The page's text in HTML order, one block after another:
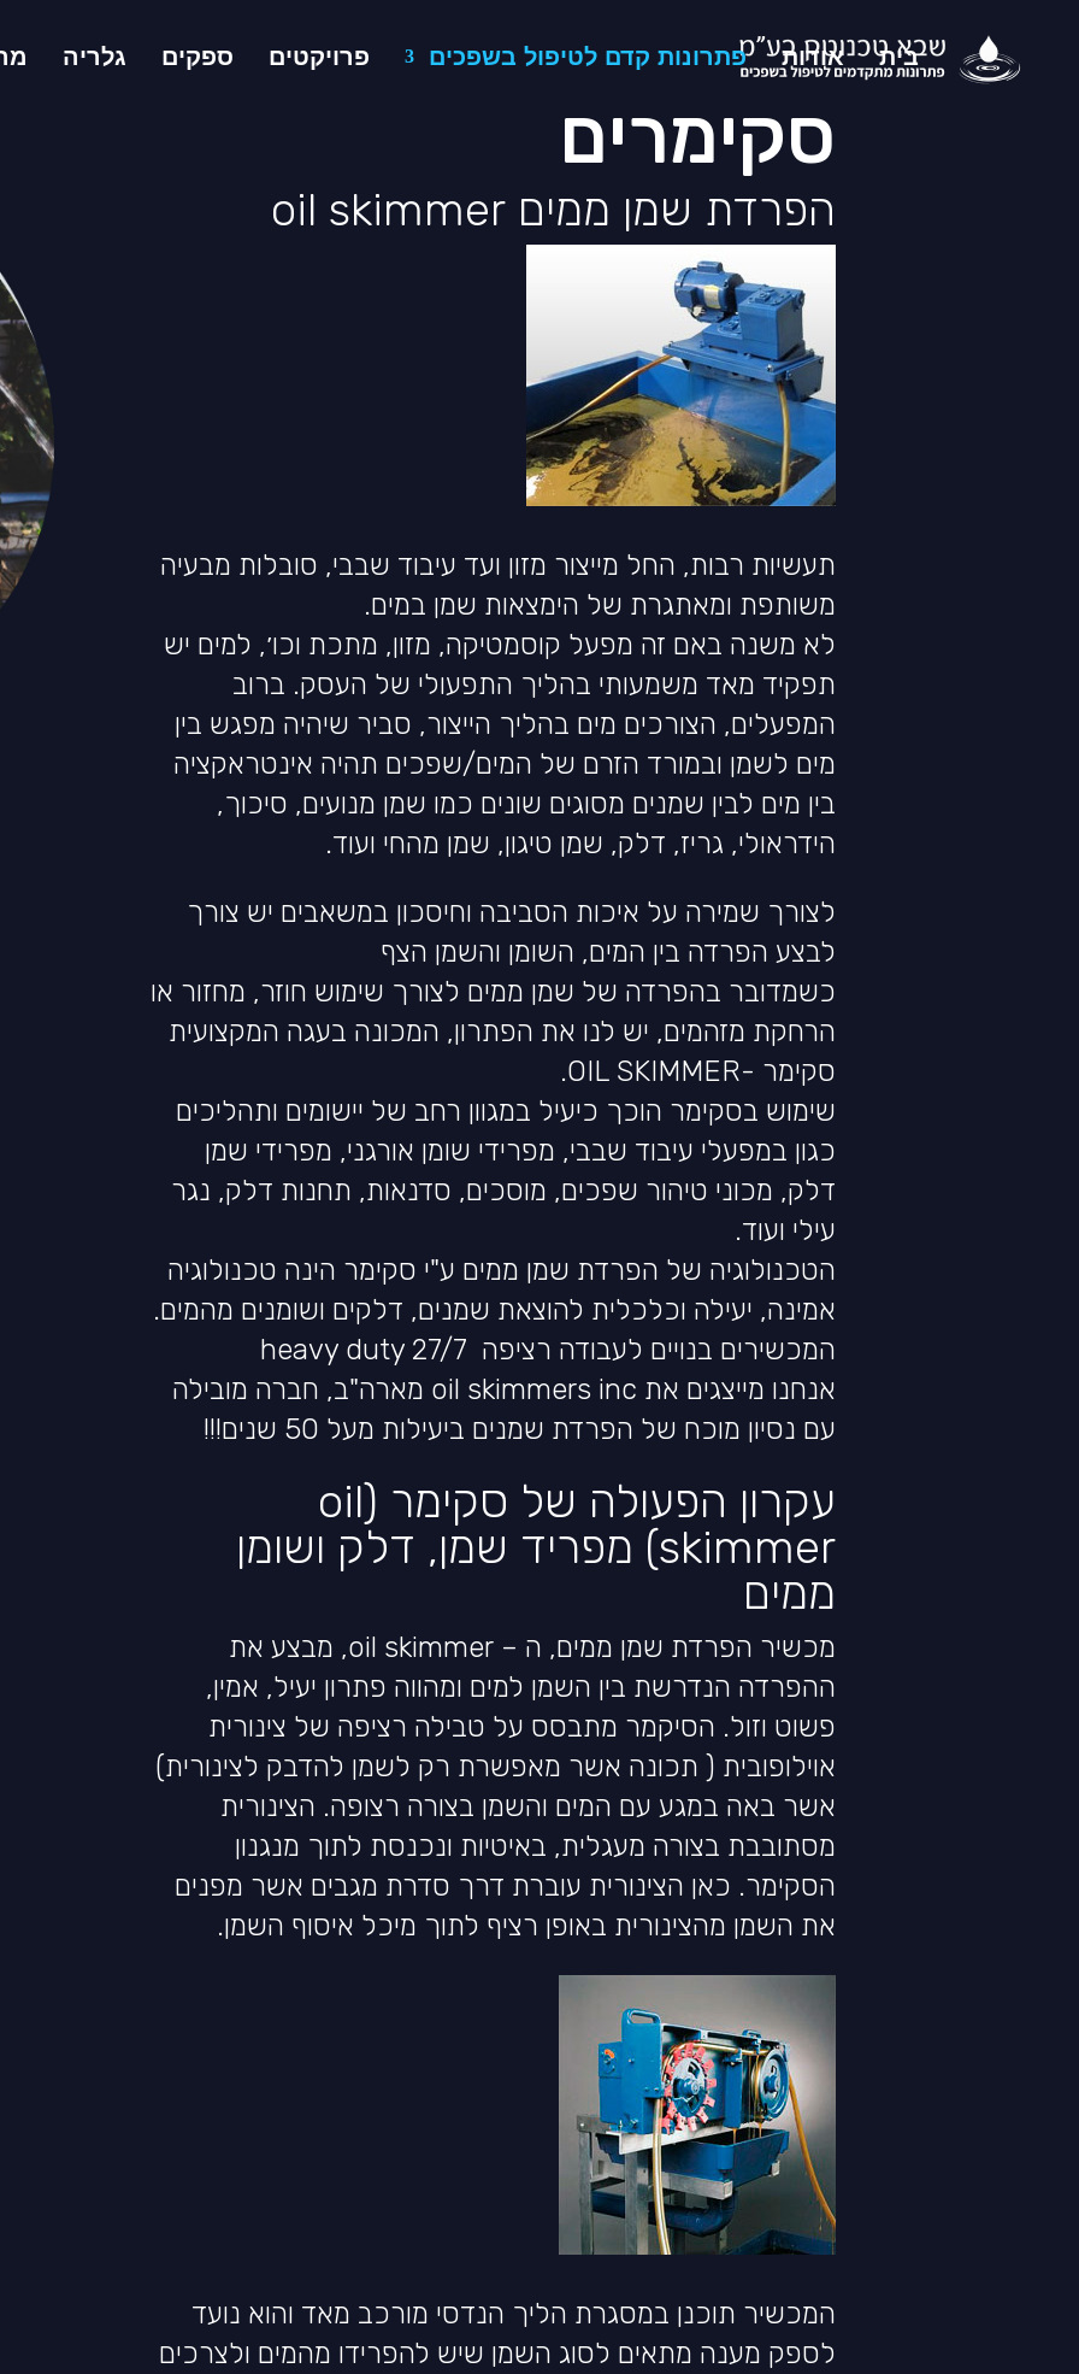
בית אודות פתרונות קדם לטיפול בשפכים פרויקטים ספקים גלריה
סקימרים
הפרדת שמן ממים oil skimmer
תעשיות רבות, החל מייצור מזון ועד עיבוד שבבי, סובלות מבעיה
משותפת ומאתגרת של הימצאות שמן במים.
לא משנה באם זה מפעל קוסמטיקה, מזון, מתכת וכו׳, למים יש
תפקיד מאד משמעותי בהליך התפעולי של העסק. ברוב
המפעלים, הצורכים מים בהליך הייצור, סביר שיהיה מפגש בין
מים לשמן ובמורד הזרם של המים/שפכים תהיה אינטראקציה
בין מים לבין שמנים מסוגים שונים כמו שמן מנועים, סיכוך,
הידראולי, גריז, דלק, שמן טיגון, שמן מהחי ועוד.
לצורך שמירה על איכות הסביבה וחיסכון במשאבים יש צורך
לבצע הפרדה בין המים, השומן והשמן הצף
כשמדובר בהפרדה של שמן ממים לצורך שימוש חוזר, מחזור או
הרחקת מזהמים, יש לנו את הפתרון, המכונה בעגה המקצועית
סקימר -OIL SKIMMER.
שימוש בסקימר הוכך כיעיל במגוון רחב של יישומים ותהליכים
כגון במפעלי עיבוד שבבי, מפרידי שומן אורגני, מפרידי שמן
דלק, מכוני טיהור שפכים, מוסכים, סדנאות, תחנות דלק, נגר
עילי ועוד.
הטכנולוגיה של הפרדת שמן ממים ע"י סקימר הינה טכנולוגיה
אמינה, יעילה וכלכלית להוצאת שמנים, דלקים ושומנים מהמים.
המכשירים בנויים לעבודה רציפה heavy duty 27/7
אנחנו מייצגים את oil skimmers inc מארה"ב, חברה מובילה
עם נסיון מוכח של הפרדת שמנים ביעילות מעל 50 שנים!!!
עקרון הפעולה של סקימר (oil
skimmer) מפריד שמן, דלק ושומן
ממים
מכשיר הפרדת שמן ממים, ה – oil skimmer, מבצע את
ההפרדה הנדרשת בין השמן למים ומהווה פתרון יעיל, אמין,
פשוט וזול. הסיקמר מתבסס על טבילה רציפה של צינורית
אוילופובית ( תכונה אשר מאפשרת רק לשמן להדבק לצינורית)
אשר באה במגע עם המים והשמן בצורה רצופה. הצינורית
מסתובבת בצורה מעגלית, באיטיות ונכנסת לתוך מנגנון
הסקימר. כאן הצינורית עוברת דרך סדרת מגבים אשר מפנים
את השמן מהצינורית באופן רציף לתוך מיכל איסוף השמן.
המכשיר תוכנן במסגרת הליך הנדסי מורכב מאד והוא נועד
לספק מענה מתאים לסוג השמן שיש להפרידו מהמים ולצרכים